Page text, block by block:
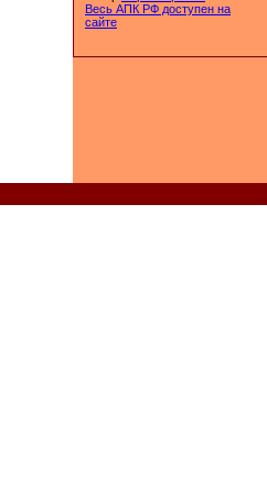
Весь АПК РФ доступен на
сайте